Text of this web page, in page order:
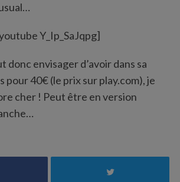
Y_Ip_SaJqpg]
donc envisager d’avoir dans sa
pour 40€ (le prix sur play.com), je
cher ! Peut être en version